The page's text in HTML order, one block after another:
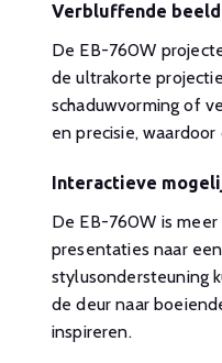
Verbluffende
De EB-760W
de ultrakorte
schaduwvorming of
en precisie,
Interactieve
De EB-760W is
presentaties naar
stylusondersteuning
de deur naar
inspireren.